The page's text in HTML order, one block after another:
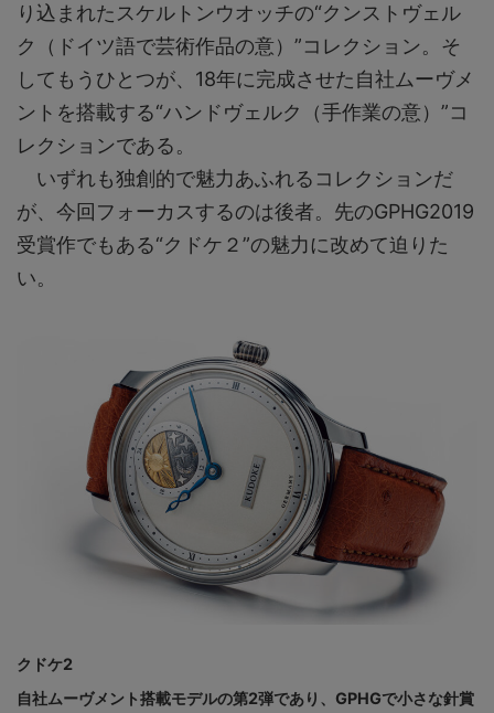
り込まれたスケルトンウオッチの“クンストヴェル
ク（ドイツ語で芸術作品の意）”コレクション。そ
してもうひとつが、18年に完成させた自社ムーヴメ
ントを搭載する“ハンドヴェルク（手作業の意）”コ
レクションである。
いずれも独創的で魅力あふれるコレクションだ
が、今回フォーカスするのは後者。先のGPHG2019
受賞作でもある“クドケ２”の魅力に改めて迫りた
い。
クドケ2
自社ムーヴメント搭載モデルの第2弾であり、GPHGで小さな針賞